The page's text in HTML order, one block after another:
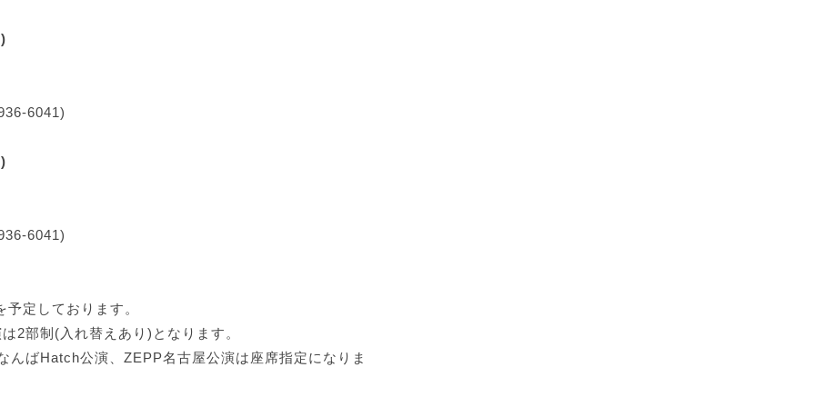
6041)
6041)
定しております。
2部制(入れ替えあり)となります。
ばHatch公演、ZEPP名古屋公演は座席指定になりま